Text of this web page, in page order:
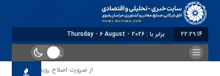
22:29:15 برابر با : Thursday - 6 August - 2026
از ضرورت اصلاح رویه‌های بازرسی تا لزوم